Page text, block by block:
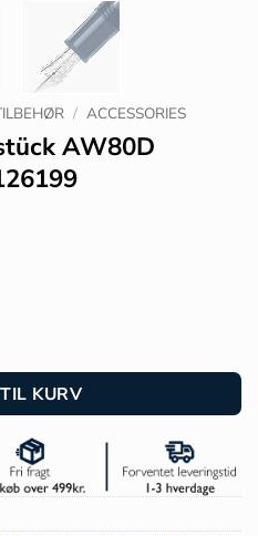
/ ACCESSORIES
AW80D
KURV